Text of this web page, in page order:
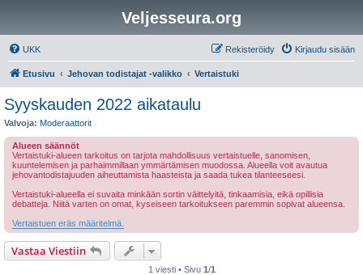
Veljesseura.org
UKK Kirjaudu sisään
Rekisteröidy
Etusivu Jehovan todistajat -valikko Vertaistuki
Syyskauden 2022 aikataulu
Valvoja: Moderaattorit
Alueen säännöt
Vertaistuki-alueen tarkoitus on tarjota mahdollisuus vertaistuelle, sanomisen,
kuuntelemisen ja parhaimmillaan ymmärtämisen muodossa. Alueella voit avautua
jehovantodistajuuden aiheuttamista haasteista ja saada tukea tilanteeseesi.
Vertaistuki-alueella ei suvaita minkään sortin väittelyitä, tinkaamisia, eikä opillisia
debatteja. Niitä varten on omat, kyseiseen tarkoitukseen paremmin sopivat alueensa.
Vertaistuen eräs määritelmä.
Vastaa Viestiin
1 viesti • Sivu 1/1